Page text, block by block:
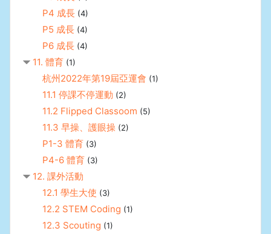
P4 成長 (4)
P5 成長 (4)
P6 成長 (4)
11. 體育 (1)
杭州2022年第19屆亞運會 (1)
11.1 停課不停運動 (2)
11.2 Flipped Classoom (5)
11.3 早操、護眼操 (2)
P1-3 體育 (3)
P4-6 體育 (3)
12. 課外活動
12.1 學生大使 (3)
12.2 STEM Coding (1)
12.3 Scouting (1)